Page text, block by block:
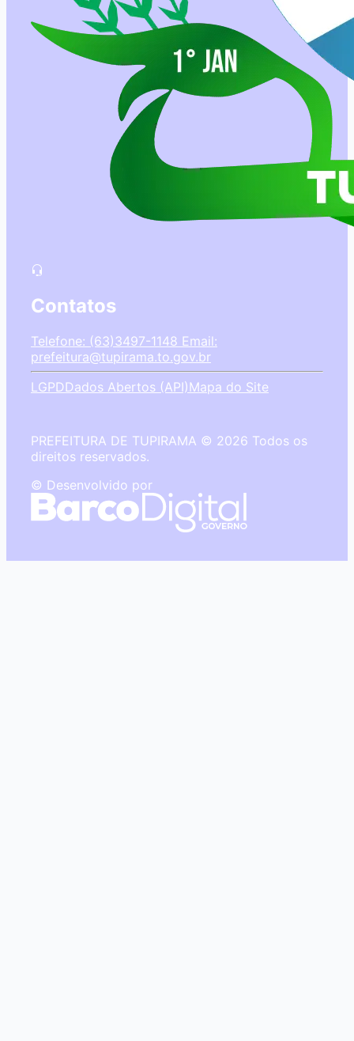
Contatos
Telefone: (63)3497-1148 Email:
prefeitura@tupirama.to.gov.br
LGPDDados Abertos (API)Mapa do Site
PREFEITURA DE TUPIRAMA © 2026 Todos os
direitos reservados.
© Desenvolvido por